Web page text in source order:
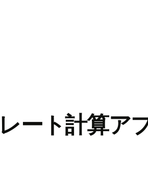
ート計算ア